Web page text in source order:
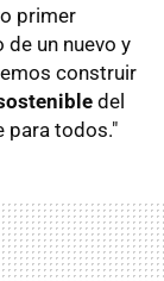
primer
un nuevo y
construir
del
para todos."